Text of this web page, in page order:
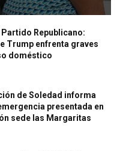
Republicano:
Trump enfrenta graves
doméstico
de Soledad informa
presentada en
sede las Margaritas